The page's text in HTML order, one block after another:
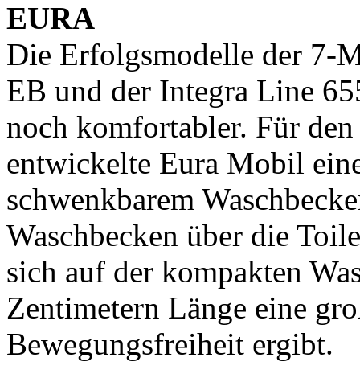
EURA
Die Erfolgsmodelle der 7-
EB und der Integra Line
noch komfortabler. Für
entwickelte Eura Mobil
schwenkbarem
Waschbecken über die
sich auf der kompakten
Zentimetern Länge eine
Bewegungsfreiheit ergibt.